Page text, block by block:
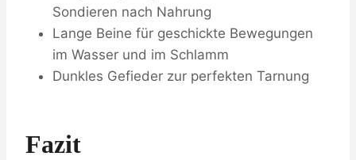
Sondieren nach Nahrung
Lange Beine für geschickte Bewegungen
im Wasser und im Schlamm
Dunkles Gefieder zur perfekten Tarnung
Fazit